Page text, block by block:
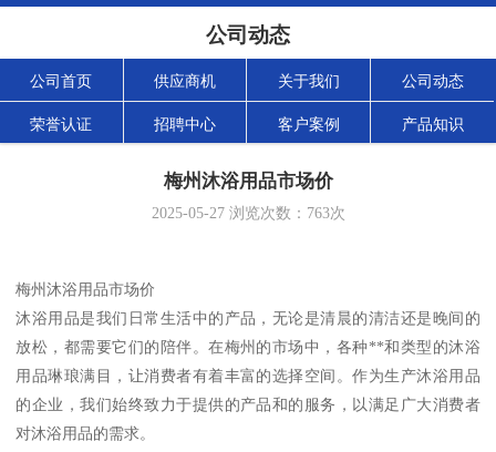
公司动态
公司首页 供应商机 关于我们 公司动态
荣誉认证 招聘中心 客户案例 产品知识
梅州沐浴用品市场价
2025-05-27浏览次数： 763次
梅州沐浴用品市场价
沐浴用品是我们日常生活中的产品，无论是清晨的清洁还是晚间的
放松，都需要它们的陪伴。在梅州的市场中，各种**和类型的沐浴
用品琳琅满目，让消费者有着丰富的选择空间。作为生产沐浴用品
的企业，我们始终致力于提供的产品和的服务，以满足广大消费者
对沐浴用品的需求。